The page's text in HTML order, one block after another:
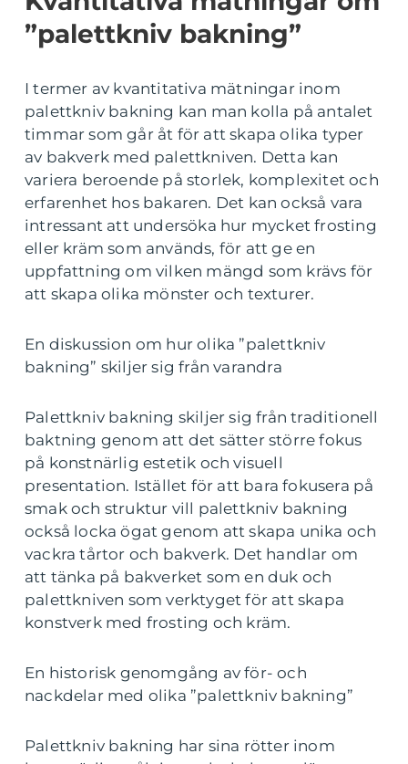
”palettkniv bakning”
I termer av kvantitativa mätningar inom
palettkniv bakning kan man kolla på antalet
timmar som går åt för att skapa olika typer
av bakverk med palettkniven. Detta kan
variera beroende på storlek, komplexitet och
erfarenhet hos bakaren. Det kan också vara
intressant att undersöka hur mycket frosting
eller kräm som används, för att ge en
uppfattning om vilken mängd som krävs för
att skapa olika mönster och texturer.
En diskussion om hur olika ”palettkniv
bakning” skiljer sig från varandra
Palettkniv bakning skiljer sig från traditionell
baktning genom att det sätter större fokus
på konstnärlig estetik och visuell
presentation. Istället för att bara fokusera på
smak och struktur vill palettkniv bakning
också locka ögat genom att skapa unika och
vackra tårtor och bakverk. Det handlar om
att tänka på bakverket som en duk och
palettkniven som verktyget för att skapa
konstverk med frosting och kräm.
En historisk genomgång av för- och
nackdelar med olika ”palettkniv bakning”
Palettkniv bakning har sina rötter inom